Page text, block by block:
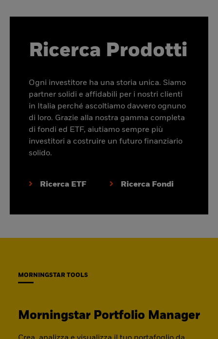
Ricerca Prodotti
Ogni investitore ha una storia unica. Siamo
partner solidi e affidabili per i nostri clienti
in Italia perché ascoltiamo davvero ognuno
di loro. Grazie alla nostra gamma completa
di fondi ed ETF, aiutiamo sempre più
investitori a costruire un futuro finanziario
solido.
Ricerca ETF Ricerca Fondi
MORNINGSTAR TOOLS
Morningstar Portfolio Manager